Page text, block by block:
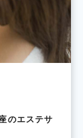
のエステサ